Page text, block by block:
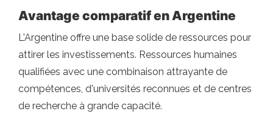
Avantage comparatif en Argentine
L'Argentine offre une base solide de ressources pour
attirer les investissements. Ressources humaines
qualifiées avec une combinaison attrayante de
compétences, d'universités reconnues et de centres
de recherche à grande capacité.